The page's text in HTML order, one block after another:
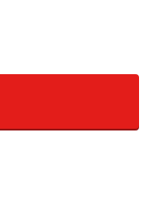
ルカメラで撮った
ば速乾性の手芸用